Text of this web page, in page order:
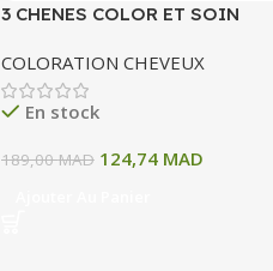
3 CHENES COLOR ET SOIN
A BLOND CLAIR CENDRE 135 ML
COLORATION CHEVEUX
En stock
189,00MAD 124,74 MAD